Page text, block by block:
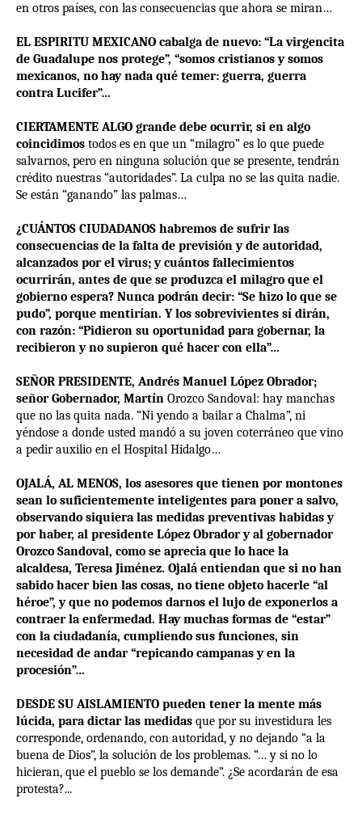
en otros países, con las consecuencias que ahora se miran…
EL ESPIRITU MEXICANO cabalga de nuevo: “La virgencita
de Guadalupe nos protege”, “somos cristianos y somos
mexicanos, no hay nada qué temer: guerra, guerra
contra Lucifer”…
CIERTAMENTE ALGO grande debe ocurrir, si en algo
coincidimos todos es en que un “milagro” es lo que puede
salvarnos, pero en ninguna solución que se presente, tendrán
crédito nuestras “autoridades”. La culpa no se las quita nadie.
Se están “ganando” las palmas…
¿CUÁNTOS CIUDADANOS habremos de sufrir las
consecuencias de la falta de previsión y de autoridad,
alcanzados por el virus; y cuántos fallecimientos
ocurrirán, antes de que se produzca el milagro que el
gobierno espera? Nunca podrán decir: “Se hizo lo que se
pudo”, porque mentirían. Y los sobrevivientes sí dirán,
con razón: “Pidieron su oportunidad para gobernar, la
recibieron y no supieron qué hacer con ella”…
SEÑOR PRESIDENTE, Andrés Manuel López Obrador;
señor Gobernador, Martín Orozco Sandoval: hay manchas
que no las quita nada. “Ni yendo a bailar a Chalma”, ni
yéndose a donde usted mandó a su joven coterráneo que vino
a pedir auxilio en el Hospital Hidalgo…
OJALÁ, AL MENOS, los asesores que tienen por montones
sean lo suficientemente inteligentes para poner a salvo,
observando siquiera las medidas preventivas habidas y
por haber, al presidente López Obrador y al gobernador
Orozco Sandoval, como se aprecia que lo hace la
alcaldesa, Teresa Jiménez. Ojalá entiendan que si no han
sabido hacer bien las cosas, no tiene objeto hacerle “al
héroe”, y que no podemos darnos el lujo de exponerlos a
contraer la enfermedad. Hay muchas formas de “estar”
con la ciudadanía, cumpliendo sus funciones, sin
necesidad de andar “repicando campanas y en la
procesión”…
DESDE SU AISLAMIENTO pueden tener la mente más
lúcida, para dictar las medidas que por su investidura les
corresponde, ordenando, con autoridad, y no dejando “a la
buena de Dios”, la solución de los problemas. “… y si no lo
hicieran, que el pueblo se los demande”. ¿Se acordarán de esa
protesta?...